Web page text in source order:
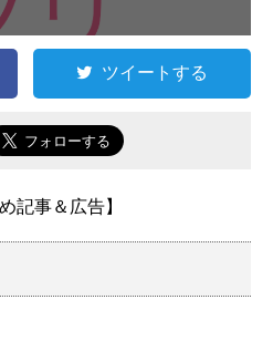
ツイートする
記事＆広告】